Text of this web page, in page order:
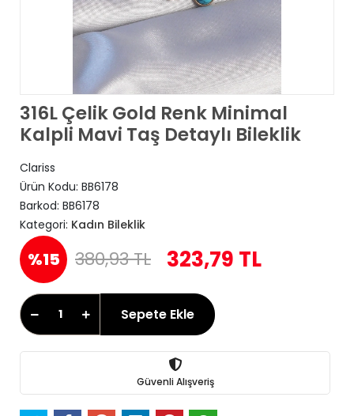
316L Çelik Gold Renk Minimal
Kalpli Mavi Taş Detaylı Bileklik
Clariss
Ürün Kodu: BB6178
Barkod: BB6178
Kategori: Kadın Bileklik
%15 380,93 TL 323,79 TL
Sepete Ekle
Güvenli Alışveriş